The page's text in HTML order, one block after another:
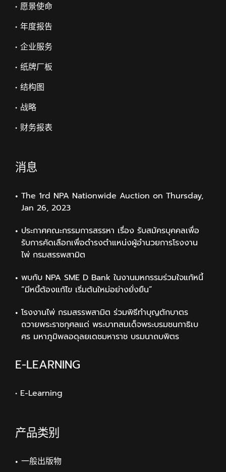
• 愿景使命
• 年度报告
• 企业服务
• 纸牌厂板
• 结构图
• 战略
• 财务报表
消息
The 1rd NPA Nationwide Auction on Thursday,
Jan 26, 2023
ประกาศคณะกรรมการสรรหา เรื่อง รับสมัครบุคคลเพื่อ
รับการคัดเลือกเพื่อดำรงตำแหน่งผู้อำนวยการโรงงาน
ไพ่ กรมสรรพสามิต
พบกับ NPA SME D Bank ในงานมหกรรมร่วมใจแก้หนี้
“มีหนี้ต้องแก้ไข เริ่มต้นใหม่อย่างยั่งยืน”
โรงงานไพ่ กรมสรรพสามิต ร่วมพิธีทำบุญตักบาตร
ถวายพระราชกุศลแด่ พระบาทสมเด็จพระบรมชนกาธิเบ
ศร มหาภูมิพลอดุลยเดชมหาราช บรมนาถบพิตร
E-LEARNING
• E-Learning
产品类别
一般出版物